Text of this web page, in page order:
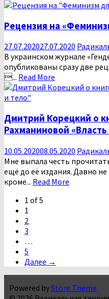
Рецензия на
27.07.202027.07.2020
В украинском журнале
опубликованы сразу две
... Read More
Дмитрий Корецкий о
Рахманиновой «Власть
10.05.202008.05.2020
Мне выпала честь
ещё до её издания. Давно не
кроме... Read More
1 of 5
1
2
3
…
5
Далее →
Powered byStore Theme.